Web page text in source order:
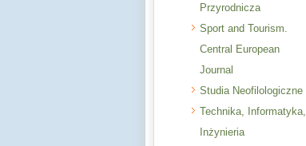
Przyrodnicza
Sport and Tourism.
Central European
Journal
Studia Neofilologiczne
Technika, Informatyka,
Inżynieria